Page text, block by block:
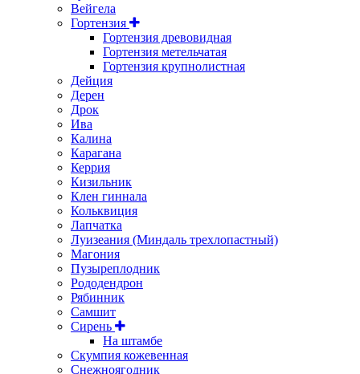
Вейгела
Гортензия
Гортензия древовидная
Гортензия метельчатая
Гортензия крупнолистная
Дейция
Дерен
Дрок
Ива
Калина
Карагана
Керрия
Кизильник
Клен гиннала
Кольквиция
Лапчатка
Луизеания (Миндаль трехлопастный)
Магония
Пузыреплодник
Рододендрон
Рябинник
Самшит
Сирень
На штамбе
Скумпия кожевенная
Снежноягодник